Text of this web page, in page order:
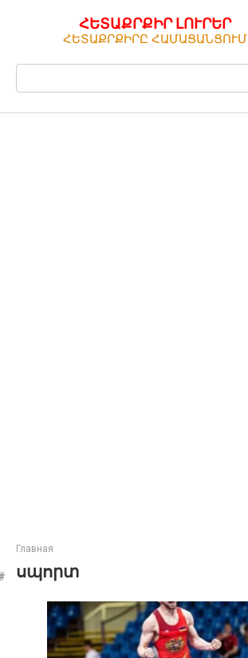
ՀԵՏԱՔՐՔԻՐ ԼՈՒՐԵՐ
ՀԵՏԱՔՐՔԻՐԸ ՀԱՄԱՑԱՆՑՈՒՄ
Поиск:
Главная
սպորտ